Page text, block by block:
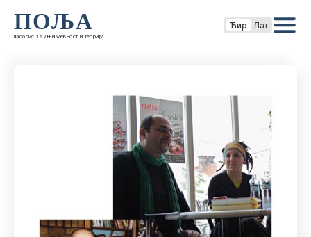
ПОЉА
часопис за књижевност и теорију
Ћир Лат